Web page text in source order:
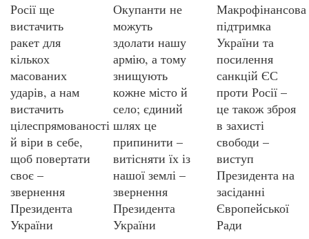
Росії ще
вистачить
ракет для
кількох
масованих
ударів, а нам
вистачить
цілеспрямованості
й віри в себе,
щоб повертати
своє –
звернення
Президента
України
Окупанти не
можуть
здолати нашу
армію, а тому
знищують
кожне місто й
село; єдиний
шлях це
припинити –
витісняти їх із
нашої землі –
звернення
Президента
України
Макрофінансова
підтримка
України та
посилення
санкцій ЄС
проти Росії –
це також зброя
в захисті
свободи –
виступ
Президента на
засіданні
Європейської
Ради